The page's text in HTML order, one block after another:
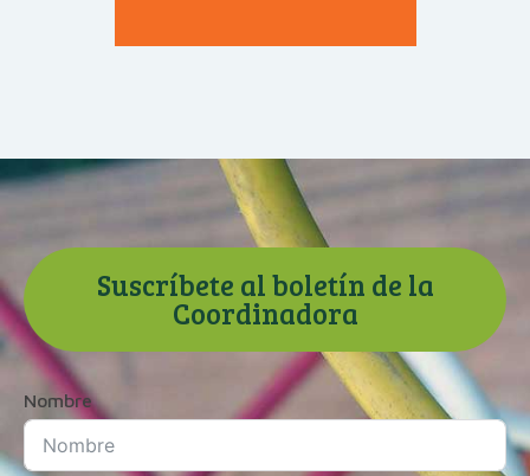
Suscríbete al boletín de la
Coordinadora
Nombre